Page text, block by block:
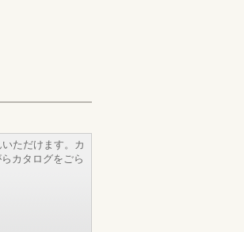
ただけます。カ
カタログをごら